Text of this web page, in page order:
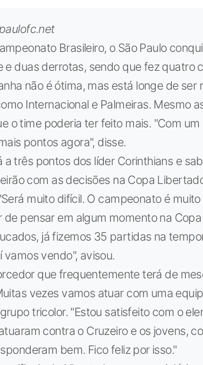
Brasileiro, o São Paulo
e duas derrotas, sendo que fez quatro
não é ótima, mas está longe de ser
Internacional e Palmeiras. Mesmo
o time poderia ter feito mais. "Com
pontos agora", disse.
três pontos dos líder Corinthians e
com as decisões na Copa
muito difícil. O campeonato é
pensar em algum momento na
já fizemos 35 partidas na
vendo", avisou.
que frequentemente terá de
vezes vamos atuar com uma
tricolor. "Estou satisfeito com o
contra o Cruzeiro e os jovens,
bem. Fico feliz por isso."